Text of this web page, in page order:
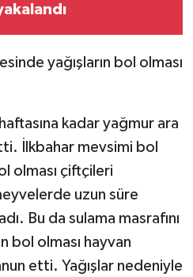
yağışların bol olması
haftasına kadar yağmur ara
İlkbahar mevsimi bol
olması çiftçileri
uzun süre
Bu da sulama masrafını
bol olması hayvan
etti. Yağışlar nedeniyle